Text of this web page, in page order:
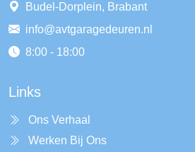
Budel-Dorplein, Brabant
info@avtgaragedeuren.nl
8:00 - 18:00
Links
Ons Verhaal
Werken Bij Ons